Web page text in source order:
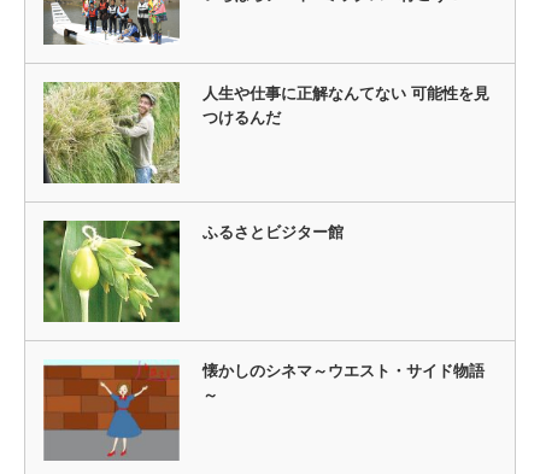
人生や仕事に正解なんてない 可能性を見
つけるんだ
ふるさとビジター館
懐かしのシネマ～ウエスト・サイド物語
～